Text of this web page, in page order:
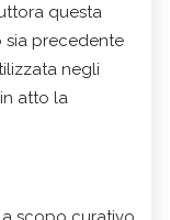
questa
sia precedente
negli
atto la